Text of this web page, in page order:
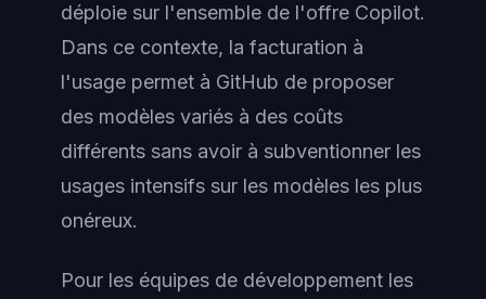
déploie sur l'ensemble de l'offre Copilot.
Dans ce contexte, la facturation à
l'usage permet à GitHub de proposer
des modèles variés à des coûts
différents sans avoir à subventionner les
usages intensifs sur les modèles les plus
onéreux.
Pour les équipes de développement les